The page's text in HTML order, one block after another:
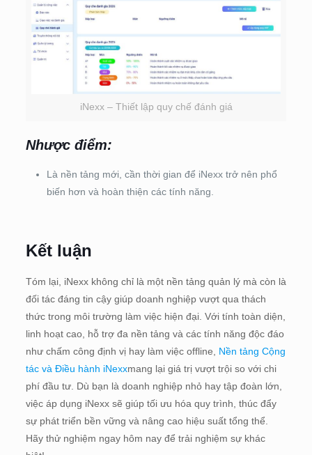
iNexx – Thiết lập quy chế đánh giá
Nhược điểm:
Là nền tảng mới, cần thời gian để iNexx trở nên phổ
biến hơn và hoàn thiện các tính năng.
Kết luận
Tóm lại, iNexx không chỉ là một nền tảng quản lý mà còn là
đối tác đáng tin cậy giúp doanh nghiệp vượt qua thách
thức trong môi trường làm việc hiện đại. Với tính toàn diện,
linh hoạt cao, hỗ trợ đa nền tảng và các tính năng độc đáo
như chấm công định vị hay làm việc offline, Nền tảng Cộng
tác và Điều hành iNexxmang lại giá trị vượt trội so với chi
phí đầu tư. Dù bạn là doanh nghiệp nhỏ hay tập đoàn lớn,
việc áp dụng iNexx sẽ giúp tối ưu hóa quy trình, thúc đẩy
sự phát triển bền vững và nâng cao hiệu suất tổng thể.
Hãy thử nghiệm ngay hôm nay để trải nghiệm sự khác